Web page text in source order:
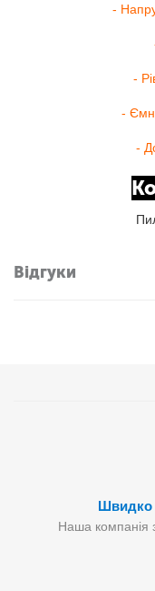
-
-
-
-
Відгуки
Швидко
Наша компанія